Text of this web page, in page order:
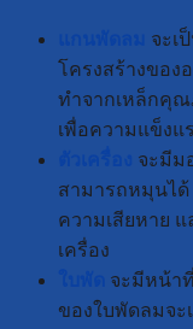
จะเ
โครงสร้างของ
ทำจากเหล็กคุ
เพื่อความแข็งแ
จะมีม
สามารถหมุนไ
ความเสียหาย
เครื่อง
จะมีหน้า
ของใบพัดลมจะ